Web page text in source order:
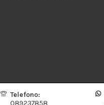
Telefono:
089237858